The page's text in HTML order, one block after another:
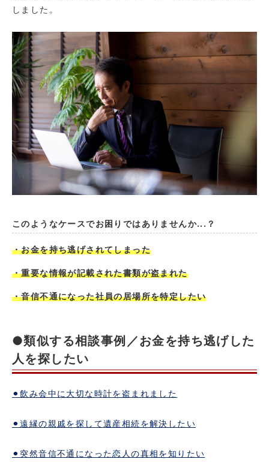
しました。
このようなケースでお困りではありませんか...？
・お金を持ち逃げされてしまった
・重要な情報が記載された書類が盗まれた
・音信不通になった社員の居場所を特定したい
●類似する相談事例／お金を持ち逃げした
人を探したい
⚫︎飲み会中に大切な時計を盗まれました
⚫︎遠縁の親戚を探して遺産相続を解決したい
⚫︎突然音信不通になった恋人の真相を知りたい